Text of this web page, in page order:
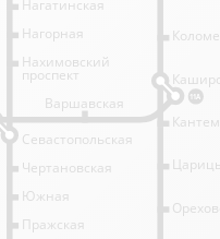
11А
Нагатинская
Нагорная
Нахимовский
проспект
Севастопольская
Чертановская
Южная
Пражская
Варшавская